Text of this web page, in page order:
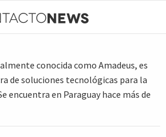
conocida como Amadeus, es
de soluciones tecnológicas para la
encuentra en Paraguay hace más de